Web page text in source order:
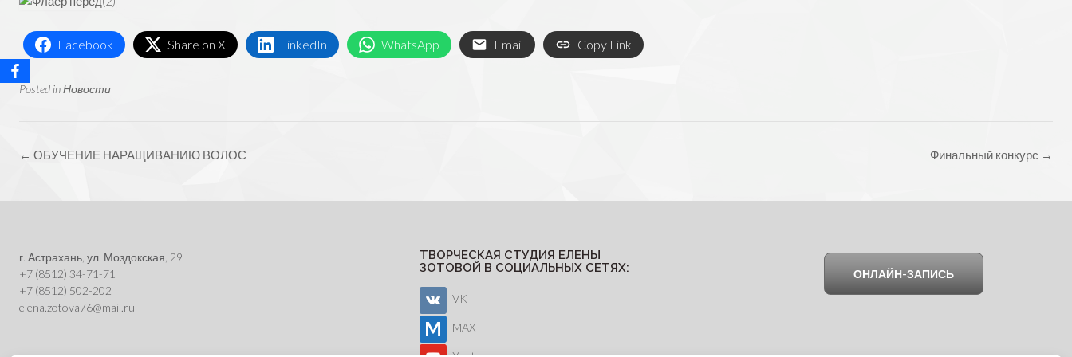
Facebook Share on X LinkedIn WhatsApp Email Copy Link
Posted inНовости
Post
Финальный конкурс →
← ОБУЧЕНИЕ НАРАЩИВАНИЮ ВОЛОС
г. Астрахань, ул. Моздокская, 29
+7 (8512) 34-71-71
+7 (8512) 502-202
elena.zotova76@mail.ru
ТВОРЧЕСКАЯ СТУДИЯ ЕЛЕНЫ
ЗОТОВОЙ В СОЦИАЛЬНЫХ СЕТЯХ:
VK
MAX
ОНЛАЙН-ЗАПИСЬ